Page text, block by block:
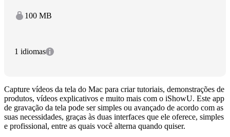
100 MB
1 idiomas
Capture vídeos da tela do Mac para criar tutoriais, demonstrações de
produtos, vídeos explicativos e muito mais com o iShowU. Este app
de gravação da tela pode ser simples ou avançado de acordo com as
suas necessidades, graças às duas interfaces que ele oferece, simples
e profissional, entre as quais você alterna quando quiser.